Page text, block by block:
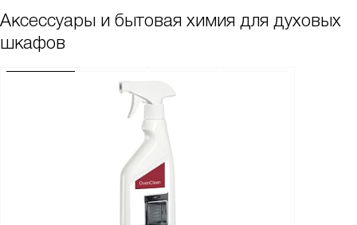
Аксессуары и бытовая химия для духовых
шкафов